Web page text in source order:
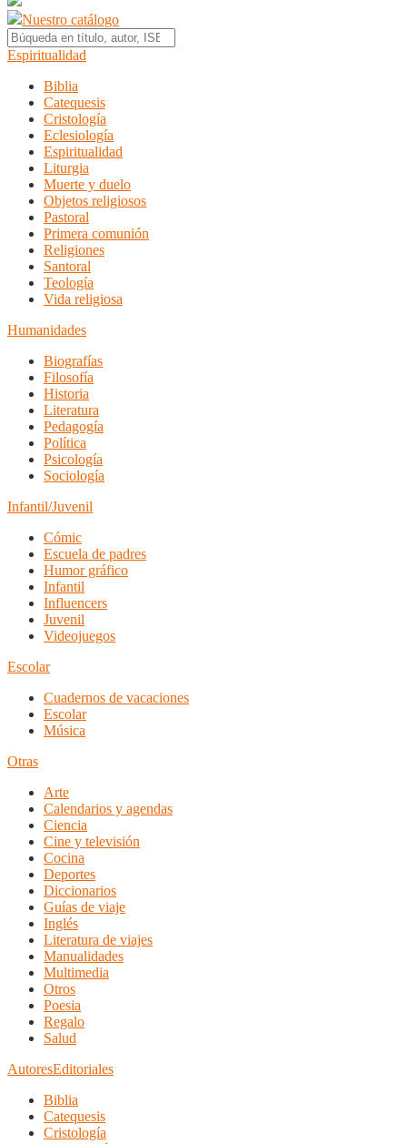
Nuestro catálogo
Espiritualidad
Biblia
Catequesis
Cristología
Eclesiología
Espiritualidad
Liturgia
Muerte y duelo
Objetos religiosos
Pastoral
Primera comunión
Religiones
Santoral
Teología
Vida religiosa
Humanidades
Biografías
Filosofía
Historia
Literatura
Pedagogía
Política
Psicología
Sociología
Infantil/Juvenil
Cómic
Escuela de padres
Humor gráfico
Infantil
Influencers
Juvenil
Videojuegos
Escolar
Cuadernos de vacaciones
Escolar
Música
Otras
Arte
Calendarios y agendas
Ciencia
Cine y televisión
Cocina
Deportes
Diccionarios
Guías de viaje
Inglés
Literatura de viajes
Manualidades
Multimedia
Otros
Poesia
Regalo
Salud
AutoresEditoriales
Biblia
Catequesis
Cristología